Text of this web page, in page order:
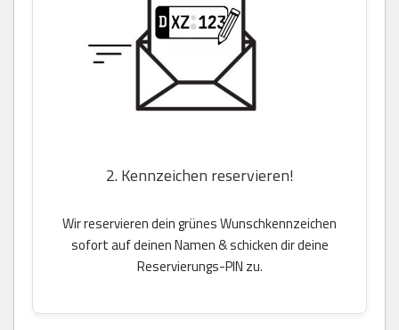
2. Kennzeichen reservieren!
Wir reservieren dein grünes Wunschkennzeichen
sofort auf deinen Namen & schicken dir deine
Reservierungs-PIN zu.